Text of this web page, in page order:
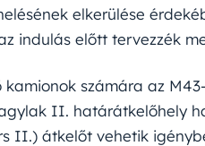
elkerülése
indulás előtt tervezzék
kamionok számára az
II. határátkelőhely
II.) átkelőt vehetik